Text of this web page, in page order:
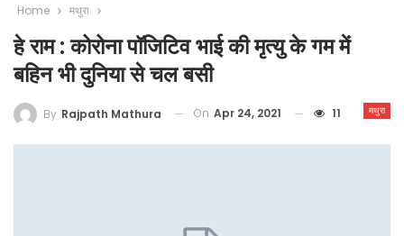
Home मथुरा
हे राम : कोरोना पॉजिटिव भाई की मृत्यु के गम में
बहिन भी दुनिया से चल बसी
मथुरा
By Rajpath Mathura On Apr 24, 2021 11